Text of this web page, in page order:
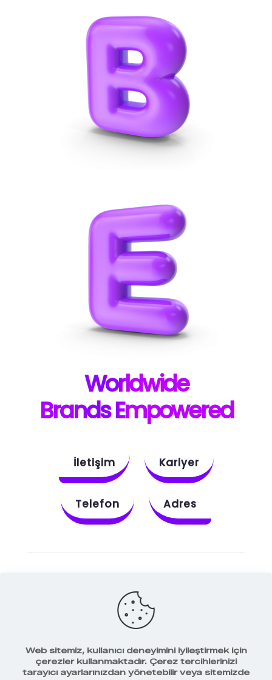
Worldwide
Brands Empowered
İletişim Kariyer
Telefon Adres
Behance
Facebook
Web sitemiz, kullanıcı deneyimini iyileştirmek için
çerezler kullanmaktadır. Çerez tercihlerinizi
tarayıcı ayarlarınızdan yönetebilir veya sitemizde